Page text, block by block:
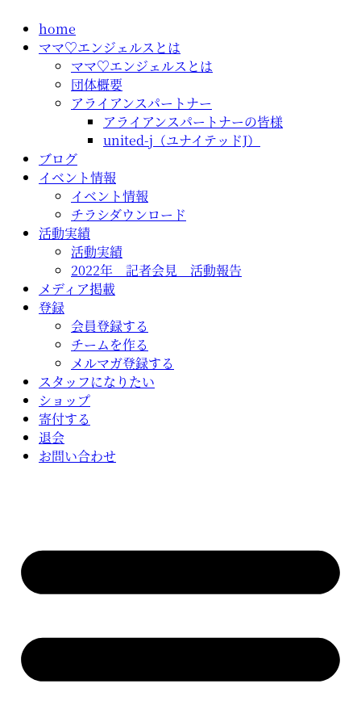
home
ママ♡エンジェルスとは
ママ♡エンジェルスとは
団体概要
アライアンスパートナー
アライアンスパートナーの皆様
united-j（ユナイテッドJ）
ブログ
イベント情報
イベント情報
チラシダウンロード
活動実績
活動実績
2022年 記者会見 活動報告
メディア掲載
登録
会員登録する
チームを作る
メルマガ登録する
スタッフになりたい
ショップ
寄付する
退会
お問い合わせ